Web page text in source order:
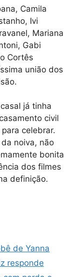
Camila
Ivi
Mariana
Gabi
Cortês
união dos
já tinha
civil
celebrar.
noiva, não
bonita
dos filmes
definição.
de Yanna
responde